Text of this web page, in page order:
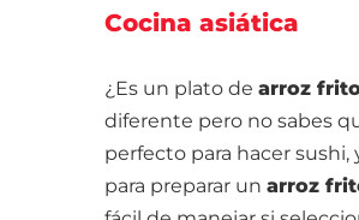
Cocina asiática
¿Es un plato de arroz
diferente pero no sabes
perfecto para hacer
para preparar un arroz